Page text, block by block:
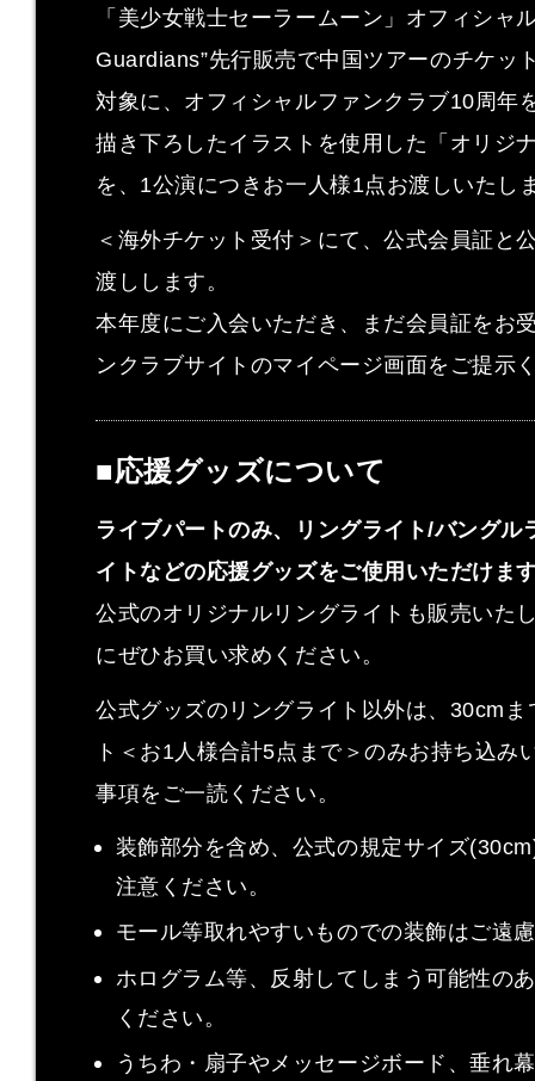
「美少女戦士セーラームーン」オフィシャ
Guardians”先行販売で中国ツアーのチケッ
対象に、オフィシャルファンクラブ10周年
描き下ろしたイラストを使用した「オリジ
を、1公演につきお一人様1点お渡しいたし
＜海外チケット受付＞にて、公式会員証と
渡しします。
本年度にご入会いただき、まだ会員証をお
ンクラブサイトのマイページ画面をご提示
■応援グッズについて
ライブパートのみ、リングライト/バングル
イトなどの応援グッズをご使用いただけま
公式のオリジナルリングライトも販売いた
にぜひお買い求めください。
公式グッズのリングライト以外は、30cm
ト＜お1人様合計5点まで＞のみお持ち込み
事項をご一読ください。
装飾部分を含め、公式の規定サイズ
注意ください。
モール等取れやすいものでの装飾はご遠
ホログラム等、反射してしまう可能性の
ください。
うちわ・扇子やメッセージボード、垂れ